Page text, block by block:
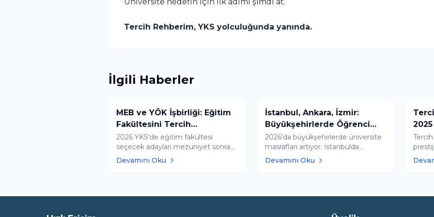
Tercih Rehberim, YKS yolculuğunda yanında.
İlgili Haberler
MEB ve YÖK İşbirliği: Eğitim
Fakültesini Tercih
Edecekleri Bekleyen Yeni
Şartlar
2026 YKS'de eğitim fakültesi
seçecek adayları mezuniyet sonrası
yeni bir sistem bekliyor. KPSS ve
eğitimi alacak. Atamalar akademi
Devamını Oku
İstanbul, Ankara, İzmir:
Büyükşehirlerde Öğrenci
Olmanın 2026 Maliyet
Endeksi
2026'da büyükşehirlerde üniversite
masrafları artıyor. İstanbulda
öğrenci olmak yüksek kiralarla
yaşam maliyetlerini kolayca
Devamını Oku